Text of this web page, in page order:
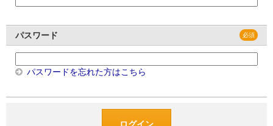
パスワード
パスワードを忘れた方はこちら